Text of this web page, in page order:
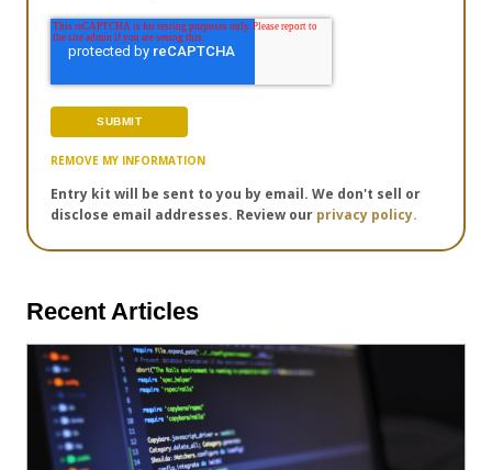
REMOVE MY INFORMATION
Entry kit will be sent to you by email. We don't sell or
disclose email addresses. Review our privacy policy.
Recent Articles